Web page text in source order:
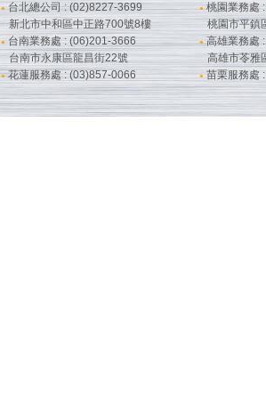
●台北總公司 : (02)8227-3699
新北市中和區中正路700號8樓
● 桃園業務處
桃園市平鎮
● 台南業務處 : (06)201-3666
台南市永康區龍昌街22號
●高雄業務處
高雄市苓雅
●花蓮服務處 : (03)857-0066 ● 苗栗服務處